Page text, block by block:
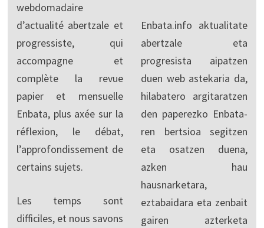
webdomadaire
d’actualité abertzale et
progressiste, qui
accompagne et
complète la revue
papier et mensuelle
Enbata, plus axée sur la
réflexion, le débat,
l’approfondissement de
certains sujets.
Les temps sont
difficiles, et nous savons
Enbata.info aktualitate
abertzale eta
progresista aipatzen
duen web astekaria da,
hilabatero argitaratzen
den paperezko Enbata-
ren bertsioa segitzen
eta osatzen duena,
azken hau
hausnarketara,
eztabaidara eta zenbait
gairen azterketa